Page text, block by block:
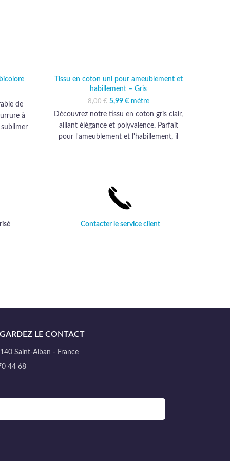
de
à
Tissu en coton uni pour ameublement et
habillement – Gris
8,00€
Le prix initial était :
8,00 €.
5,99 € Le prix actuel est :
5,99 €.
mètre
Découvrez notre tissu en coton gris clair,
alliant élégance et polyvalence. Parfait
pour l'ameublement et l'habillement, il
Contacter le service client
GARDEZ LE CONTACT
Saint-Alban - France
44 68